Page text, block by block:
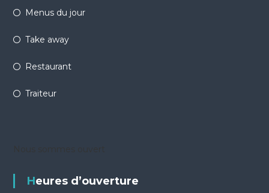
Menus du jour
Take away
Restaurant
Traiteur
Heures d’ouverture